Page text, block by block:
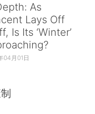
As
Lays Off
Is Its ‘Winter’
04月01日